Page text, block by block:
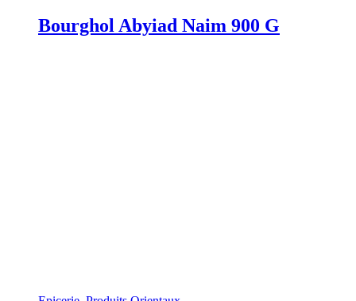
Bourghol Abyiad Naim 900 G